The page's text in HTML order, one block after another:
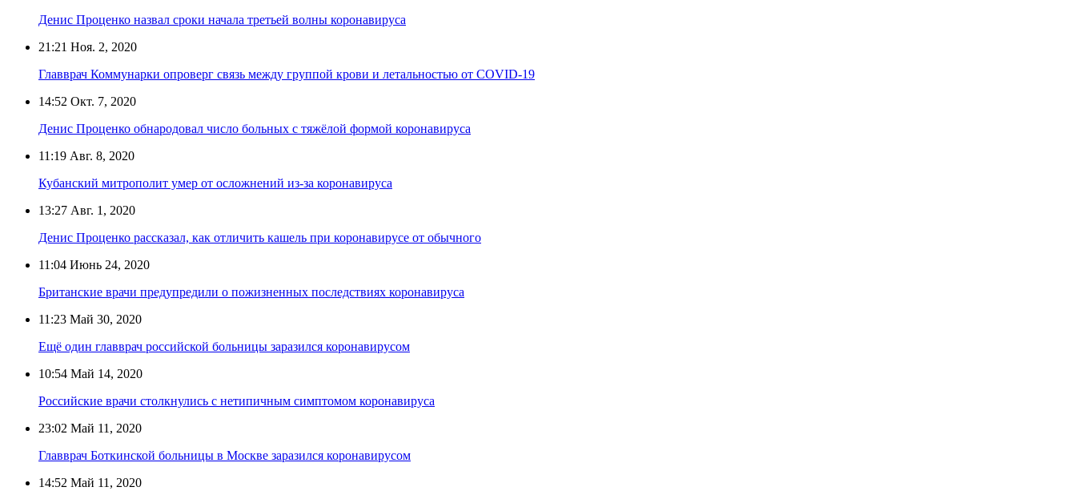
Денис Проценко назвал сроки начала третьей волны коронавируса
21:21 Ноя. 2, 2020
Главврач Коммунарки опроверг связь между группой крови и летальностью от COVID-19
14:52 Окт. 7, 2020
Денис Проценко обнародовал число больных с тяжёлой формой коронавируса
11:19 Авг. 8, 2020
Кубанский митрополит умер от осложнений из-за коронавируса
13:27 Авг. 1, 2020
Денис Проценко рассказал, как отличить кашель при коронавирусе от обычного
11:04 Июнь 24, 2020
Британские врачи предупредили о пожизненных последствиях коронавируса
11:23 Май 30, 2020
Ещё один главврач российской больницы заразился коронавирусом
10:54 Май 14, 2020
Российские врачи столкнулись с нетипичным симптомом коронавируса
23:02 Май 11, 2020
Главврач Боткинской больницы в Москве заразился коронавирусом
14:52 Май 11, 2020